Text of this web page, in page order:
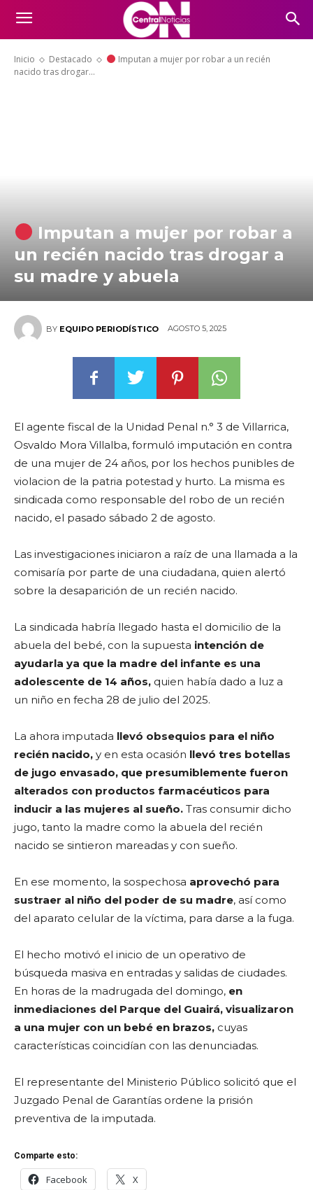
Inicio Destacado
Imputan a mujer por robar a un recién
nacido tras drogar...
Imputan a mujer por robar a
un recién nacido tras drogar a
su madre y abuela
BY EQUIPO PERIODÍSTICO AGOSTO 5, 2025
El agente fiscal de la Unidad Penal n.° 3 de Villarrica,
Osvaldo Mora Villalba, formuló imputación en contra
de una mujer de 24 años, por los hechos punibles de
violacion de la patria potestad y hurto. La misma es
sindicada como responsable del robo de un recién
nacido, el pasado sábado 2 de agosto.
Las investigaciones iniciaron a raíz de una llamada a la
comisaría por parte de una ciudadana, quien alertó
sobre la desaparición de un recién nacido.
La sindicada habría llegado hasta el domicilio de la
abuela del bebé, con la supuesta intención de
ayudarla ya que la madre del infante es una
adolescente de 14 años, quien había dado a luz a
un niño en fecha 28 de julio del 2025.
La ahora imputada llevó obsequios para el niño
recién nacido, y en esta ocasión llevó tres botellas
de jugo envasado, que presumiblemente fueron
alterados con productos farmacéuticos para
inducir a las mujeres al sueño. Tras consumir dicho
jugo, tanto la madre como la abuela del recién
nacido se sintieron mareadas y con sueño.
En ese momento, la sospechosa aprovechó para
sustraer al niño del poder de su madre, así como
del aparato celular de la víctima, para darse a la fuga.
El hecho motivó el inicio de un operativo de
búsqueda masiva en entradas y salidas de ciudades.
En horas de la madrugada del domingo, en
inmediaciones del Parque del Guairá, visualizaron
a una mujer con un bebé en brazos, cuyas
características coincidían con las denunciadas.
El representante del Ministerio Público solicitó que el
Juzgado Penal de Garantías ordene la prisión
preventiva de la imputada.
Comparte esto:
Facebook X